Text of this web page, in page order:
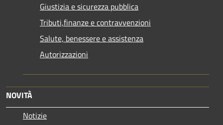
Giustizia e sicurezza pubblica
Tributi,finanze e contravvenzioni
Salute, benessere e assistenza
Autorizzazioni
NOVITÀ
Notizie